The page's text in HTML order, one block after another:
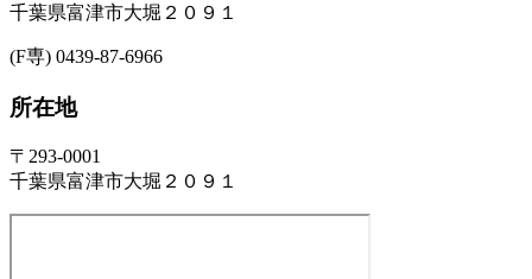
千葉県富津市大堀２０９１
(F専) 0439-87-6966
所在地
〒293-0001
千葉県富津市大堀２０９１